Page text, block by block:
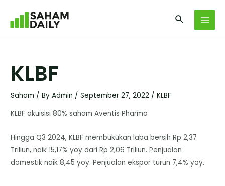
KLBF
Saham / ByAdmin /September 27, 2022 /KLBF
KLBF akuisisi 80% saham Aventis Pharma
Hingga Q3 2024, KLBF membukukan laba bersih Rp 2,37
Triliun, naik 15,17% yoy dari Rp 2,06 Triliun. Penjualan
domestik naik 8,45 yoy. Penjualan ekspor turun 7,4% yoy.